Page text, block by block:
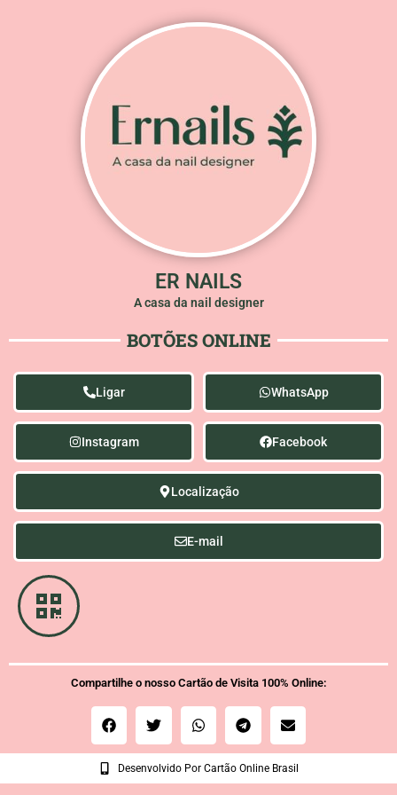
ER NAILS
A casa da nail designer
BOTÕES ONLINE
Ligar WhatsApp
Instagram Facebook
Localização
E-mail
Compartilhe o nosso Cartão de Visita 100% Online:
Desenvolvido Por Cartão Online Brasil